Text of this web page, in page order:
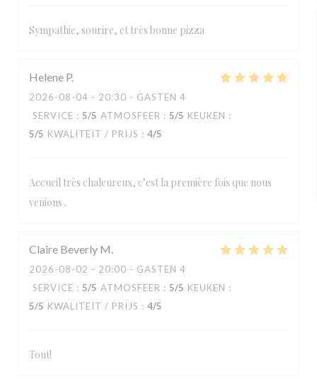
Sympathie, sourire, et très bonne pizza
Helene P
2026-08-04 - 20:30 - GASTEN 4
SERVICE : 5/5 ATMOSFEER : 5/5 KEUKEN :
5/5 KWALITEIT / PRIJS : 4/5
Accueil très chaleureux, c’est la première fois que nous
venions .
Claire Beverly M
2026-08-02 - 20:00 - GASTEN 4
SERVICE : 5/5 ATMOSFEER : 5/5 KEUKEN :
5/5 KWALITEIT / PRIJS : 4/5
Tout!